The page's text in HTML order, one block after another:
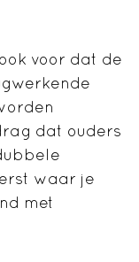
voor dat de
dat ouders
waar je
met